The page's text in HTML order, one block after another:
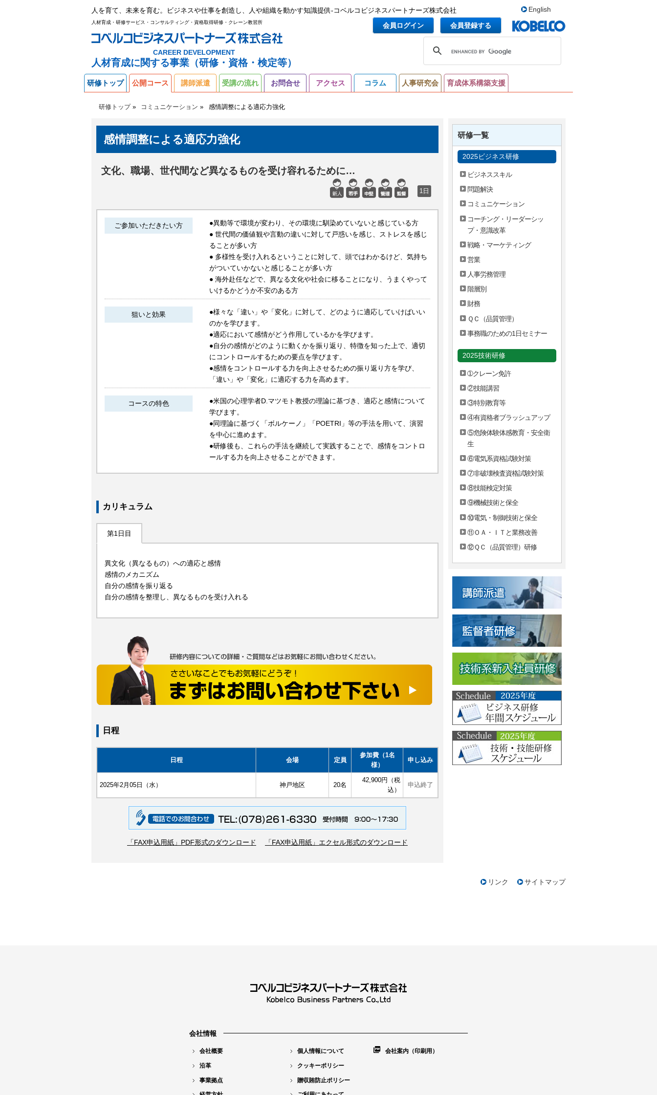
人を育て、未来を育む。ビジネスや仕事を創造し、人や組織を動かす知識提供-コベルコビジネスパートナーズ株式会社
人材育成・研修サービス・コンサルティング・資格取得研修・クレーン教習所
English
CAREER DEVELOPMENT
人材育成に関する事業（研修・資格・検定等）
会員ログイン 会員登録する
研修トップ 公開コース 講師派遣 受講の流れ お問合せ アクセス コラム 人事研究会 育成体系構築支援
研修トップ コミュニケーション 感情調整による適応力強化
感情調整による適応力強化
文化、職場、世代間など異なるものを受け容れるために…
1日
ご参加いただきたい方
●異動等で環境が変わり、その環境に馴染めていないと感じている方
● 世代間の価値観や言動の違いに対して戸惑いを感じ、ストレスを感じ
ることが多い方
● 多様性を受け入れるということに対して、頭ではわかるけど、気持ち
がついていかないと感じることが多い方
● 海外赴任などで、異なる文化や社会に移ることになり、うまくやって
いけるかどうか不安のある方
狙いと効果
●様々な「違い」や「変化」に対して、どのように適応していけばいい
のかを学びます。
●適応において感情がどう作用しているかを学びます。
●自分の感情がどのように動くかを振り返り、特徴を知った上で、適切
にコントロールするための要点を学びます。
●感情をコントロールする力を向上させるための振り返り方を学び、
「違い」や「変化」に適応する力を高めます。
コースの特色
●米国の心理学者D.マツモト教授の理論に基づき、適応と感情について
学びます。
●同理論に基づく「ボルケーノ」「POETRI」等の手法を用いて、演習
を中心に進めます。
●研修後も、これらの手法を継続して実践することで、感情をコントロ
ールする力を向上させることができます。
カリキュラム
第1日目
異文化（異なるもの）への適応と感情
感情のメカニズム
自分の感情を振り返る
自分の感情を整理し、異なるものを受け入れる
日程
日程 会場 定員
参加費（1名
様）
申し込み
2025年2月05日（水） 神戸地区 20名
42,900円（税
込）
申込終了
「FAX申込用紙」PDF形式のダウンロード 「FAX申込用紙」エクセル形式のダウンロード
研修一覧
2025ビジネス研修
ビジネススキル
問題解決
コミュニケーション
コーチング・リーダーシッ
プ・意識改革
戦略・マーケティング
営業
人事労務管理
階層別
財務
ＱＣ（品質管理）
事務職のための1日セミナー
2025技術研修
➀クレーン免許
②技能講習
③特別教育等
④有資格者ブラッシュアップ
⑤危険体験体感教育・安全衛
生
⑥電気系資格試験対策
⑦非破壊検査資格試験対策
⑧技能検定対策
⑨機械技術と保全
⑩電気・制御技術と保全
⑪ＯＡ・ＩＴと業務改善
⑫ＱＣ（品質管理）研修
リンク サイトマップ
会社情報
会社概要
沿革
事業拠点
個人情報について
クッキーポリシー
贈収賄防止ポリシー
会社案内（印刷用）